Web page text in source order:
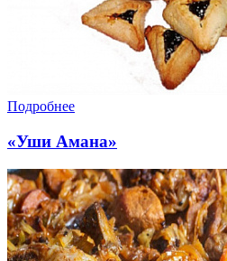
Подробнее
«Уши Амана»